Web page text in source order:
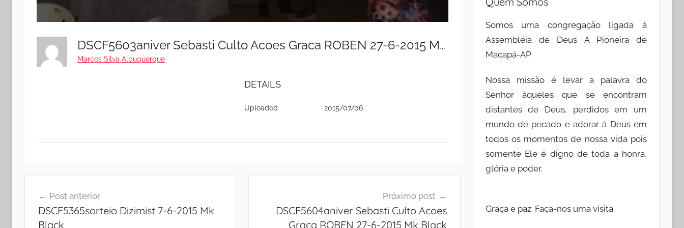
DSCF5603aniver Sebasti Culto Acoes Graca ROBEN 27-6-2015 Mk Black
Marcos Silva Albuquerque
DETAILS
Uploaded 2015/07/06
de
Post
Post anterior
DSCF5365sorteio Dizimist 7-6-2015 Mk
Black
Próximo post
DSCF5604aniver Sebasti Culto Acoes
Graca ROBEN 27-6-2015 Mk Black
Somos uma congregação ligada à
Assembléia de Deus A Pioneira de
Macapá-AP.
Nossa missão é levar a palavra do
Senhor àqueles que se encontram
distantes de Deus, perdidos em um
mundo de pecado e adorar à Deus em
todos os momentos de nossa vida pois
somente Ele é digno de toda a honra,
glória e poder.
Graça e paz. Faça-nos uma visita.